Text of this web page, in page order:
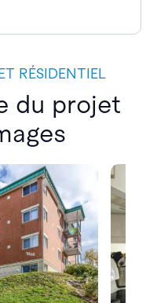
RÉSIDENTIEL
du projet